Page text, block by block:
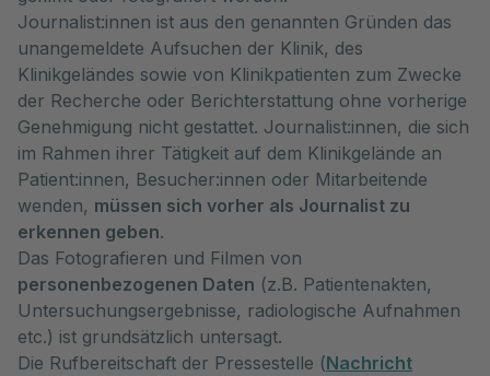
Journalist:innen ist aus den genannten Gründen das
unangemeldete Aufsuchen der Klinik, des
Klinikgeländes sowie von Klinikpatienten zum Zwecke
der Recherche oder Berichterstattung ohne vorherige
Genehmigung nicht gestattet. Journalist:innen, die sich
im Rahmen ihrer Tätigkeit auf dem Klinikgelände an
Patient:innen, Besucher:innen oder Mitarbeitende
wenden, müssen sich vorher als Journalist zu
erkennen geben.
Das Fotografieren und Filmen von
personenbezogenen Daten (z.B. Patientenakten,
Untersuchungsergebnisse, radiologische Aufnahmen
etc.) ist grundsätzlich untersagt.
Die Rufbereitschaft der Pressestelle (Nachricht